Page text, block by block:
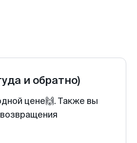
и обратно)
цене🙌. Также вы